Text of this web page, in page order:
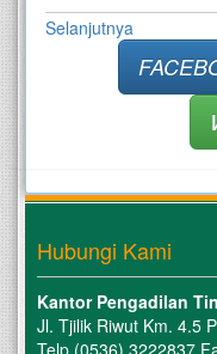
Selanjutnya
Hubungi Kami
Kantor Pengadilan
Jl. Tjilik Riwut Km. 4.5